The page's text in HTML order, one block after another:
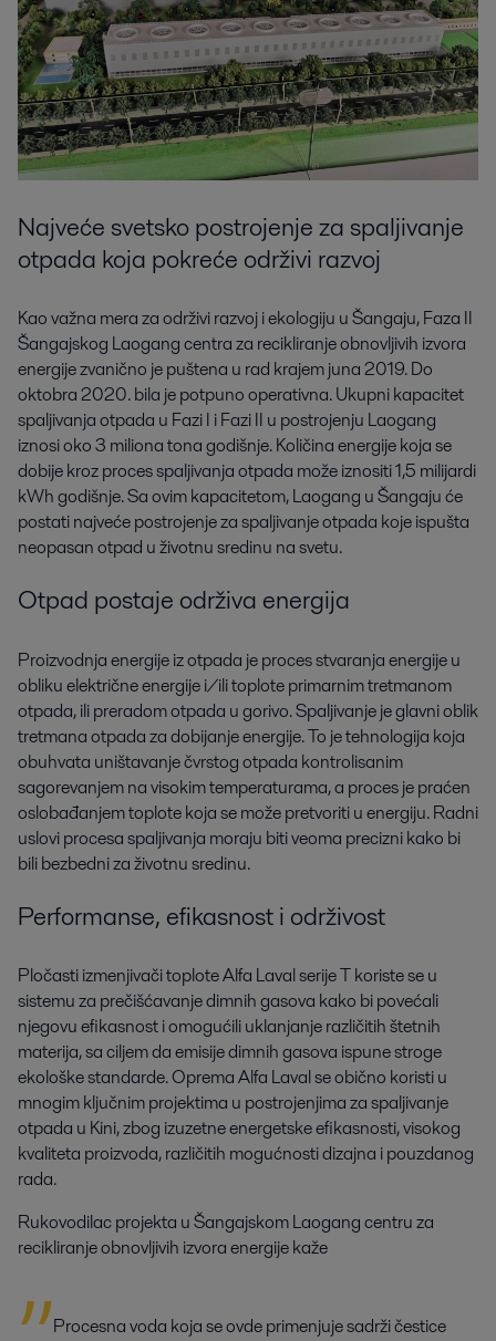
Najveće svetsko postrojenje za spaljivanje
otpada koja pokreće održivi razvoj
Kao važna mera za održivi razvoj i ekologiju u Šangaju, Faza II
Šangajskog Laogang centra za recikliranje obnovljivih izvora
energije zvanično je puštena u rad krajem juna 2019. Do
oktobra 2020. bila je potpuno operativna. Ukupni kapacitet
spaljivanja otpada u Fazi I i Fazi II u postrojenju Laogang
iznosi oko 3 miliona tona godišnje. Količina energije koja se
dobije kroz proces spaljivanja otpada može iznositi 1,5 milijardi
kWh godišnje. Sa ovim kapacitetom, Laogang u Šangaju će
postati najveće postrojenje za spaljivanje otpada koje ispušta
neopasan otpad u životnu sredinu na svetu.
Otpad postaje održiva energija
Proizvodnja energije iz otpada je proces stvaranja energije u
obliku električne energije i/ili toplote primarnim tretmanom
otpada, ili preradom otpada u gorivo. Spaljivanje je glavni oblik
tretmana otpada za dobijanje energije. To je tehnologija koja
obuhvata uništavanje čvrstog otpada kontrolisanim
sagorevanjem na visokim temperaturama, a proces je praćen
oslobađanjem toplote koja se može pretvoriti u energiju. Radni
uslovi procesa spaljivanja moraju biti veoma precizni kako bi
bili bezbedni za životnu sredinu.
Performanse, efikasnost i održivost
Pločasti izmenjivači toplote Alfa Laval serije T koriste se u
sistemu za prečišćavanje dimnih gasova kako bi povećali
njegovu efikasnost i omogućili uklanjanje različitih štetnih
materija, sa ciljem da emisije dimnih gasova ispune stroge
ekološke standarde. Oprema Alfa Laval se obično koristi u
mnogim ključnim projektima u postrojenjima za spaljivanje
otpada u Kini, zbog izuzetne energetske efikasnosti, visokog
kvaliteta proizvoda, različitih mogućnosti dizajna i pouzdanog
rada.
Rukovodilac projekta u Šangajskom Laogang centru za
recikliranje obnovljivih izvora energije kaže
Procesna voda koja se ovde primenjuje sadrži čestice